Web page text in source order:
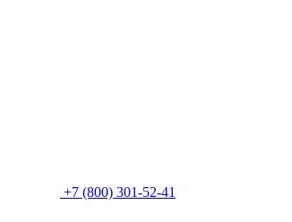
+7 (800) 301-52-41